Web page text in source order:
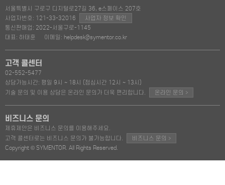
서울특별시 구로구 디지털로27길 36, e스페이스 207호
사업자번호: 121-33-32016
사업자 정보 확인
통신판매업: 2022-서울구로-1145
대표: 하태훈
이메일: helpdesk@symentor.co.kr
고객 콜센터
02-552-5477
상담가능시간: 평일 9시 ~ 18시 (점심시간 12시 ~ 13시)
기술 문의 및 이용 상담은 온라인 문의가 더욱 편리합니다.
온라인 문의 >
비즈니스 문의
제휴제안은 비즈니스 문의를 이용해주세요.
고객 콜센터로는 비즈니스 문의가 불가능합니다.
비즈니스 문의 >
Copyright © SYMENTOR. All Rights Reserved.